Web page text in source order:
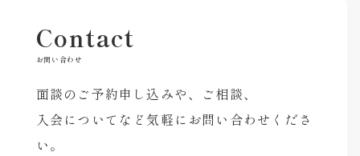
Contact
お問い合わせ
面談のご予約申し込みや、ご相談、
入会についてなど気軽にお問い合わせくださ
い。